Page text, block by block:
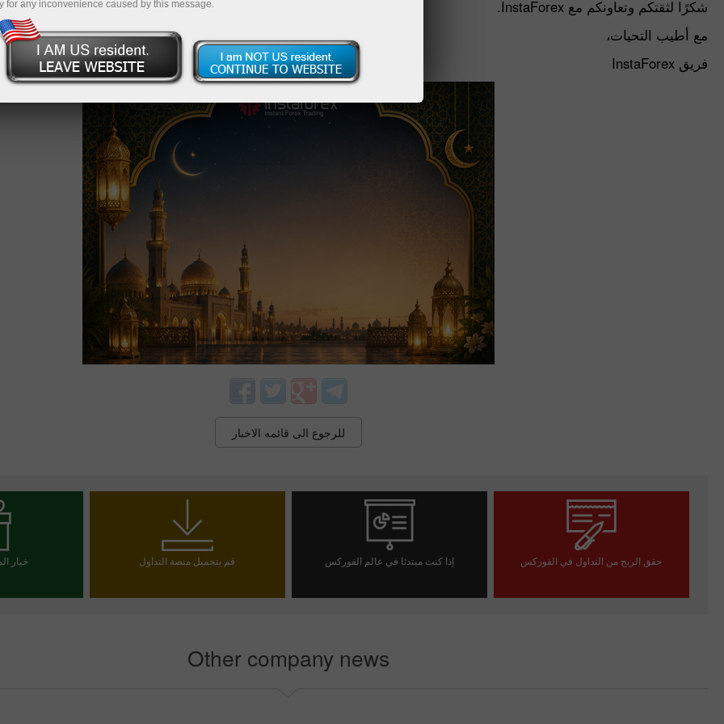
شكرًا لثقتكم وتعاونكم مع InstaForex.
مع أطيب التحيات،
فريق InstaForex
للرجوع الى قائمه الاخبار
حقق الربح من التداول في الفوركس إذا كنت مبتدئا في عالم الفوركس قم بتحميل منصة التداول خيار
Other company news
for any inconvenience caused by this message.